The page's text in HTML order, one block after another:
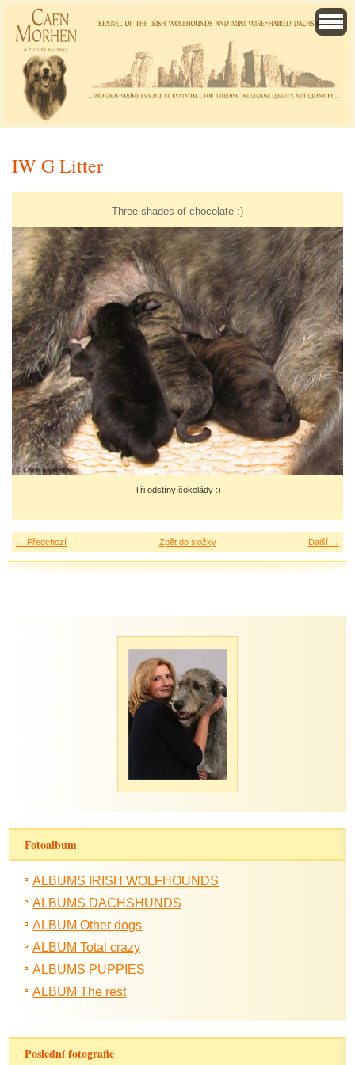
IW G Litter
Three shades of chocolate :)
Tři odstíny čokolády :)
← Předchozí Další →
Zpět do složky
Fotoalbum
ALBUMS IRISH WOLFHOUNDS
ALBUMS DACHSHUNDS
ALBUM Other dogs
ALBUM Total crazy
ALBUMS PUPPIES
ALBUM The rest
Poslední fotografie